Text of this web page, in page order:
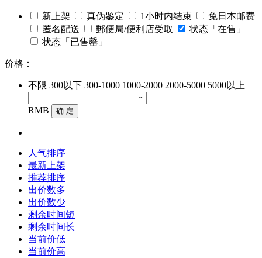
新上架 真伪鉴定 1小时内结束
免日本邮费
匿名配送
郵便局/便利店受取
状态「在售」
状态「已售罄」
价格：
不限 300以下 300-1000 1000-2000 2000-5000 5000以上
~
RMB
确 定
人气排序
最新上架
推荐排序
出价数多
出价数少
剩余时间短
剩余时间长
当前价低
当前价高